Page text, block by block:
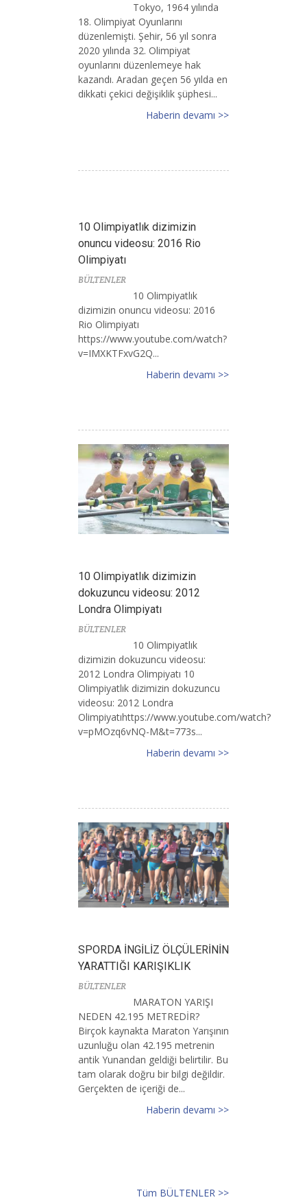
Tokyo, 1964 yılında
18. Olimpiyat Oyunlarını
düzenlemişti. Şehir, 56 yıl sonra
2020 yılında 32. Olimpiyat
oyunlarını düzenlemeye hak
kazandı. Aradan geçen 56 yılda en
dikkati çekici değişiklik şüphesi...
Haberin devamı >>
10 Olimpiyatlık dizimizin
onuncu videosu: 2016 Rio
Olimpiyatı
BÜLTENLER
10 Olimpiyatlık
dizimizin onuncu videosu: 2016
Rio Olimpiyatı
https://www.youtube.com/watch?
v=IMXKTFxvG2Q...
Haberin devamı >>
10 Olimpiyatlık dizimizin
dokuzuncu videosu: 2012
Londra Olimpiyatı
BÜLTENLER
10 Olimpiyatlık
dizimizin dokuzuncu videosu:
2012 Londra Olimpiyatı 10
Olimpiyatlık dizimizin dokuzuncu
videosu: 2012 Londra
Olimpiyatıhttps://www.youtube.com/watch?
v=pMOzq6vNQ-M&t=773s...
Haberin devamı >>
SPORDA İNGİLİZ ÖLÇÜLERİNİN
YARATTIĞI KARIŞIKLIK
BÜLTENLER
MARATON YARIŞI
NEDEN 42.195 METREDİR?
Birçok kaynakta Maraton Yarışının
uzunluğu olan 42.195 metrenin
antik Yunandan geldiği belirtilir. Bu
tam olarak doğru bir bilgi değildir.
Gerçekten de içeriği de...
Haberin devamı >>
Tüm BÜLTENLER >>